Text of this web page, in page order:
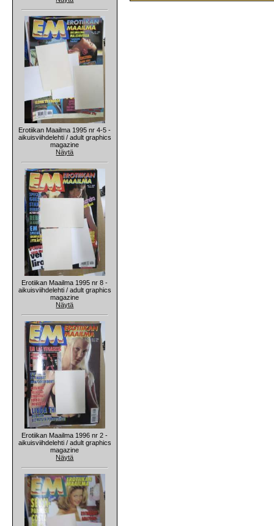
Erotiikan Maailma 1995 nr 4-5 -
aikuisviihdelehti / adult graphics
magazine
Näytä
Erotiikan Maailma 1995 nr 8 -
aikuisviihdelehti / adult graphics
magazine
Näytä
Erotiikan Maailma 1996 nr 2 -
aikuisviihdelehti / adult graphics
magazine
Näytä